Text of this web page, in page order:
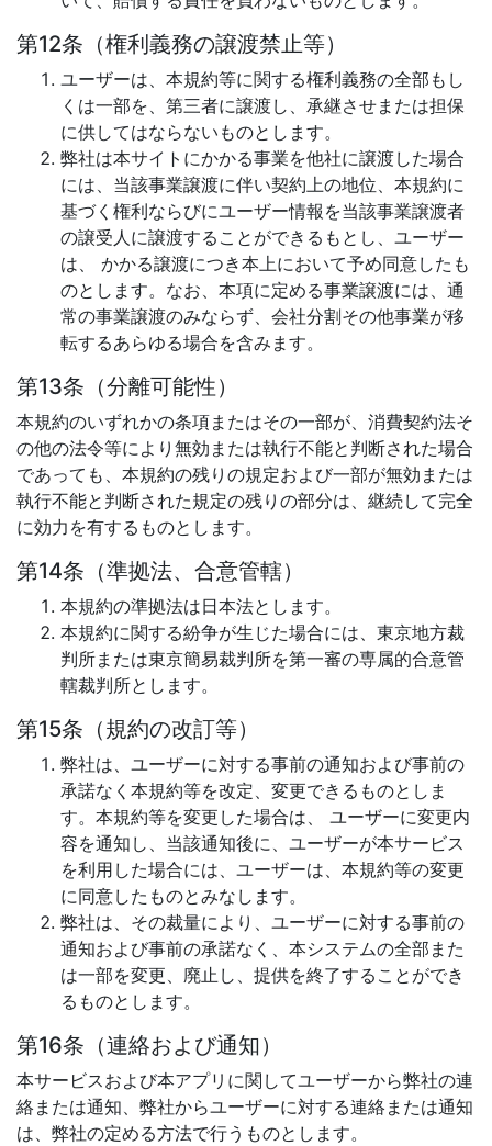
第12条（権利義務の譲渡禁止等）
ユーザーは、本規約等に関する権利義務の全部もし
くは一部を、第三者に譲渡し、承継させまたは担保
に供してはならないものとします。
弊社は本サイトにかかる事業を他社に譲渡した場合
には、当該事業譲渡に伴い契約上の地位、本規約に
基づく権利ならびにユーザー情報を当該事業譲渡者
の譲受人に譲渡することができるもとし、ユーザー
は、 かかる譲渡につき本上において予め同意したも
のとします。なお、本項に定める事業譲渡には、通
常の事業譲渡のみならず、会社分割その他事業が移
転するあらゆる場合を含みます。
第13条（分離可能性）
本規約のいずれかの条項またはその一部が、消費契約法そ
の他の法令等により無効または執行不能と判断された場合
であっても、本規約の残りの規定および一部が無効または
執行不能と判断された規定の残りの部分は、継続して完全
に効力を有するものとします。
第14条（準拠法、合意管轄）
本規約の準拠法は日本法とします。
本規約に関する紛争が生じた場合には、東京地方裁
判所または東京簡易裁判所を第一審の専属的合意管
轄裁判所とします。
第15条（規約の改訂等）
弊社は、ユーザーに対する事前の通知および事前の
承諾なく本規約等を改定、変更できるものとしま
す。本規約等を変更した場合は、 ユーザーに変更内
容を通知し、当該通知後に、ユーザーが本サービス
を利用した場合には、ユーザーは、本規約等の変更
に同意したものとみなします。
弊社は、その裁量により、ユーザーに対する事前の
通知および事前の承諾なく、本システムの全部また
は一部を変更、廃止し、提供を終了することができ
るものとします。
第16条（連絡および通知）
本サービスおよび本アプリに関してユーザーから弊社の連
絡または通知、弊社からユーザーに対する連絡または通知
は、弊社の定める方法で行うものとします。